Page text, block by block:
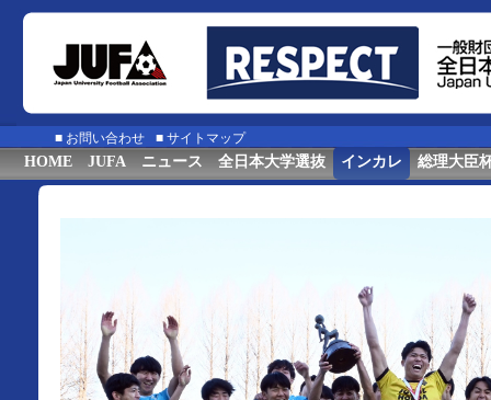
■ お問い合わせ ■ サイトマップ
HOME JUFA ニュース 全日本大学選抜 インカレ 総理大臣